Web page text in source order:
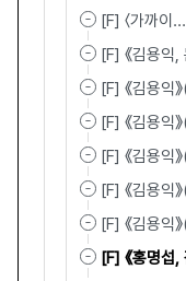
[F] 〈가까이
[F] 《김용익
[F] 《김용익
[F] 《김용익
[F] 《김용익
[F] 《김용익
[F] 《김용익
[F] 《홍명